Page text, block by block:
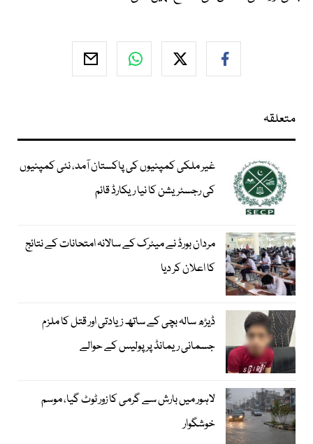
متعلقہ
غیر ملکی کمپنیوں کی پاکستان آمد، نئی کمپنیوں
کی رجسٹریشن کا نیا ریکارڈ قائم
مردان بورڈ نے میٹرک کے سالانہ امتحانات کے نتائج
کا اعلان کر دیا
ڈیڑھ سالہ بچی کے ساتھ زیادتی اور قتل کا ملزم
جسمانی ریمانڈ پر پولیس کے حوالے
لاہور میں بارش سے گرمی کا زور ٹوٹ گیا، موسم
خوشگوار